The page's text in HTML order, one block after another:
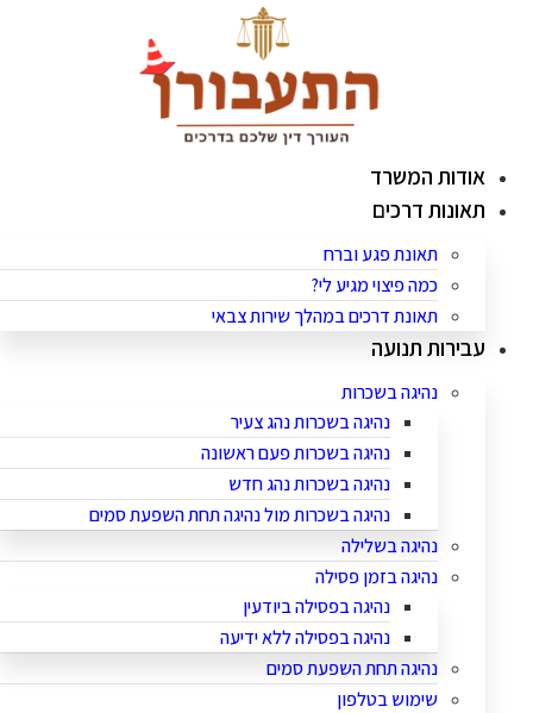
אודות המשרד
תאונות דרכים
תאונת פגע וברח
כמה פיצוי מגיע לי?
תאונת דרכים במהלך שירות צבאי
עבירות תנועה
נהיגה בשכרות
נהיגה בשכרות נהג צעיר
נהיגה בשכרות פעם ראשונה
נהיגה בשכרות נהג חדש
נהיגה בשכרות מול נהיגה תחת השפעת סמים
נהיגה בשלילה
נהיגה בזמן פסילה
נהיגה בפסילה ביודעין
נהיגה בפסילה ללא ידיעה
נהיגה תחת השפעת סמים
שימוש בטלפון